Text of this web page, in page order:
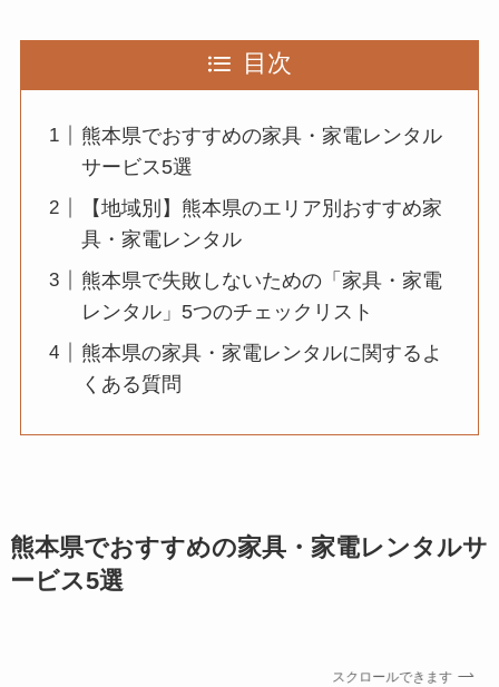
目次
熊本県でおすすめの家具・家電レンタル
サービス5選
【地域別】熊本県のエリア別おすすめ家
具・家電レンタル
熊本県で失敗しないための「家具・家電
レンタル」5つのチェックリスト
熊本県の家具・家電レンタルに関するよ
くある質問
熊本県でおすすめの家具・家電レンタルサ
ービス5選
スクロールできます